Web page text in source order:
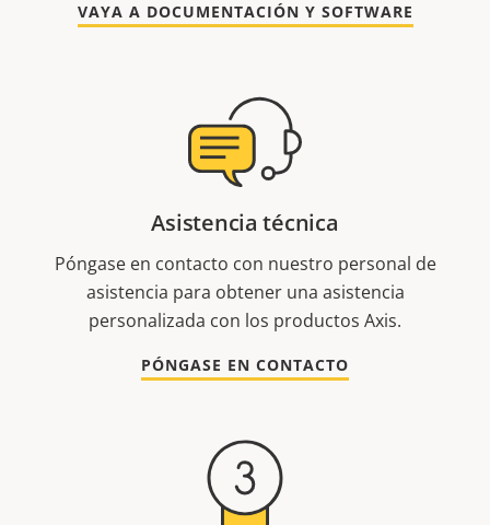
VAYA A DOCUMENTACIÓN Y SOFTWARE
Asistencia técnica
Póngase en contacto con nuestro personal de
asistencia para obtener una asistencia
personalizada con los productos Axis.
PÓNGASE EN CONTACTO